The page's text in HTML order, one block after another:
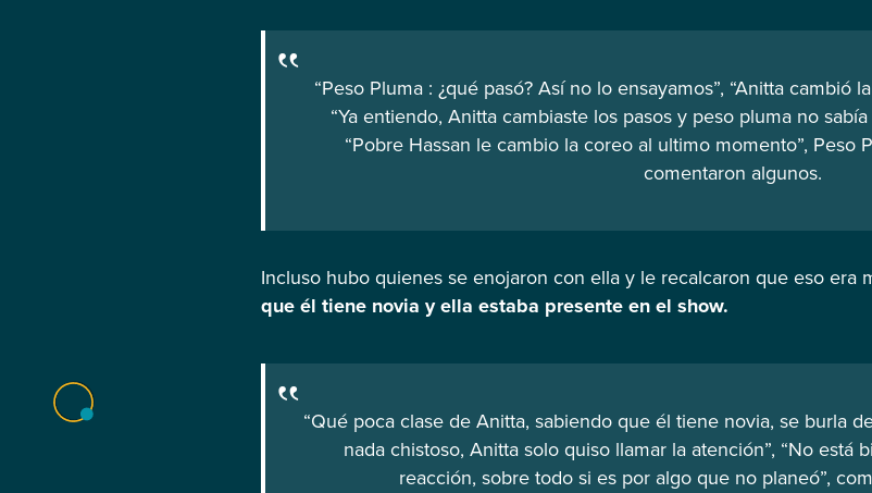
“Peso Pluma : ¿qué pasó? Así no lo ensayamos”, “Anitta cambió
“Ya entiendo, Anitta cambiaste los pasos y peso pluma no
“Pobre Hassan le cambio la coreo al ultimo momento”, Peso
comentaron algunos.
Incluso hubo quienes se enojaron con ella y le recalcaron que eso era
que él tiene novia y ella estaba presente en el show.
“Qué poca clase de Anitta, sabiendo que él tiene novia, se burla
nada chistoso, Anitta solo quiso llamar la atención”, “No está
reacción, sobre todo si es por algo que no planeó”,